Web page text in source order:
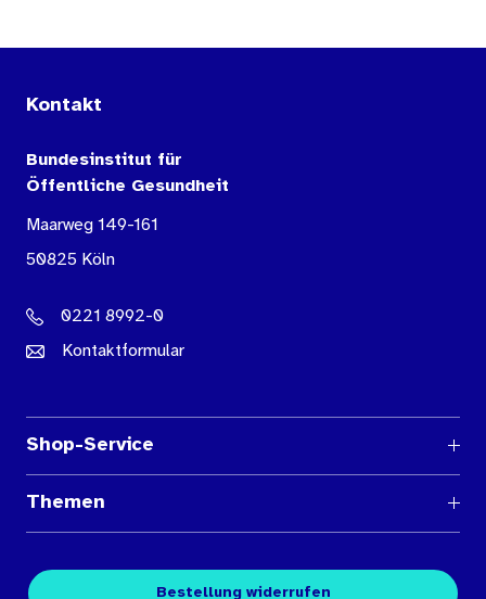
Kontakt
Bundesinstitut für
Öffentliche Gesundheit
Maarweg 149-161
50825 Köln
0221 8992-0
Kontaktformular
Shop-Service
Medienübersichten
Kontakt
Themen
FachpublikationenBestellung widerrufen